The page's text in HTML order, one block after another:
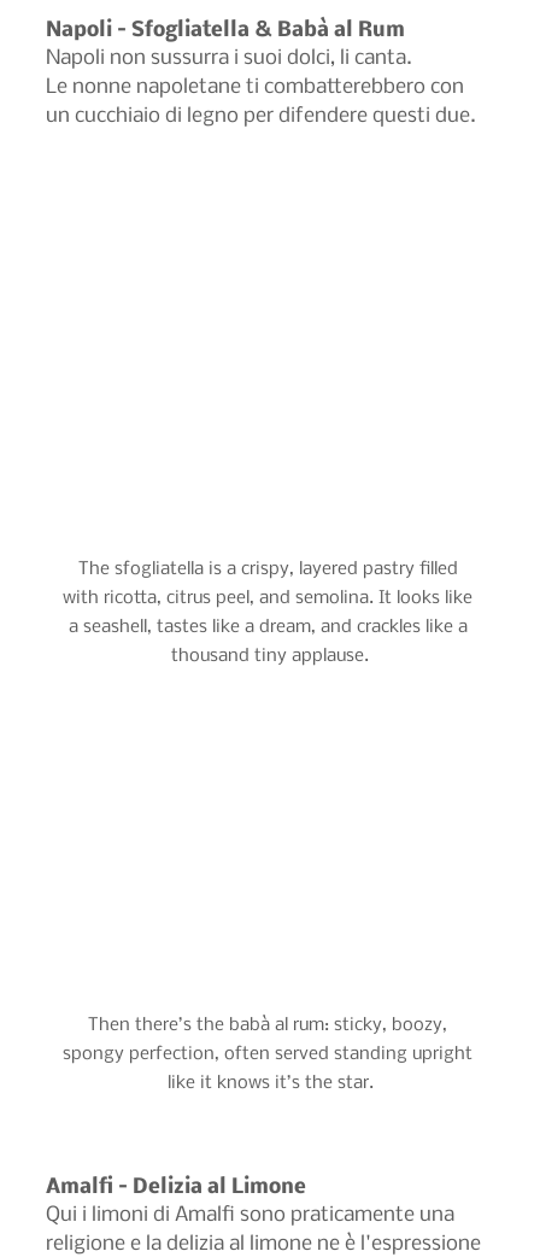
Napoli – Sfogliatella & Babà al Rum
Napoli non sussurra i suoi dolci, li canta.
Le nonne napoletane ti combatterebbero con
un cucchiaio di legno per difendere questi due.
The sfogliatella is a crispy, layered pastry filled
with ricotta, citrus peel, and semolina. It looks like
a seashell, tastes like a dream, and crackles like a
thousand tiny applause.
Then there’s the babà al rum: sticky, boozy,
spongy perfection, often served standing upright
like it knows it’s the star.
Amalfi – Delizia al Limone
Qui i limoni di Amalfi sono praticamente una
religione e la delizia al limone ne è l'espressione